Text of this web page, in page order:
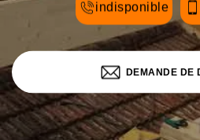
indisponible
DEMANDE DE